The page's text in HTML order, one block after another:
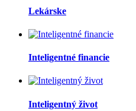
Lekárske
Inteligentné financie
Inteligentný život